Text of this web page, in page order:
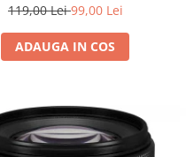
119,00 Lei99,00 Lei
ADAUGA IN COS